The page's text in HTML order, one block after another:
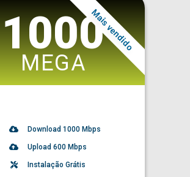
Mais vendido
1000
MEGA
Download 1000Mbps
Upload 600 Mbps
Instalação Grátis